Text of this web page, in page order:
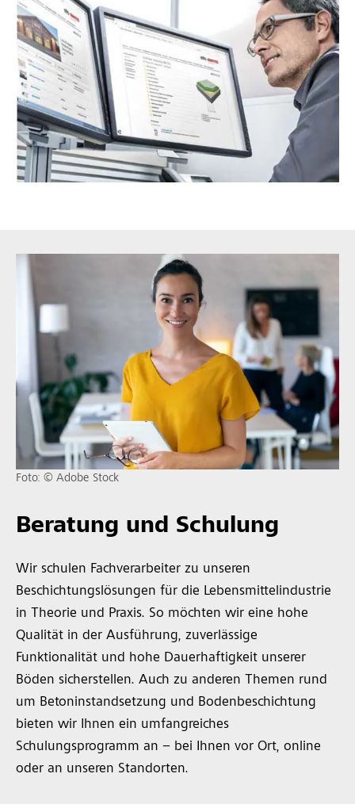
Beratung und Schulung
Wir schulen Fachverarbeiter zu unseren
Beschichtungslösungen für die Lebensmittelindustrie
in Theorie und Praxis. So möchten wir eine hohe
Qualität in der Ausführung, zuverlässige
Funktionalität und hohe Dauerhaftigkeit unserer
Böden sicherstellen. Auch zu anderen Themen rund
um Betoninstandsetzung und Bodenbeschichtung
bieten wir Ihnen ein umfangreiches
Schulungsprogramm an – bei Ihnen vor Ort, online
oder an unseren Standorten.
Foto: © Adobe Stock